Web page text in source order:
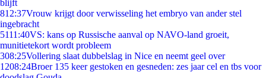
blijft
812:37Vrouw krijgt door verwisseling het embryo van ander stel
ingebracht
5111:40VS: kans op Russische aanval op NAVO-land groeit,
munitietekort wordt probleem
308:25Vollering slaat dubbelslag in Nice en neemt geel over
1208:24Broer 135 keer gestoken en gesneden: zes jaar cel en tbs voor